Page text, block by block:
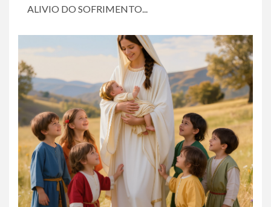
ALIVIO DO SOFRIMENTO...